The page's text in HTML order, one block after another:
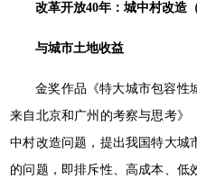
改革开放40年：城中村改造
与城市土地收益
金奖作品《特大城市包容
来自北京和广州的考察与思考》
中村改造问题，提出我国特大城
的问题，即排斥性、高成本、低